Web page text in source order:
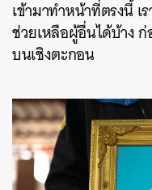
เข้ามาทำหน้าที่ตรงนี้ เ
ช่วยเหลือผู้อื่นได้บ้าง ก่
บนเชิงตะกอน